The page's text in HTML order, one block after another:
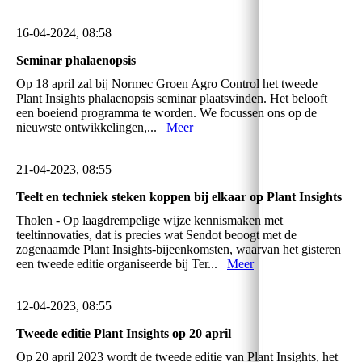
16-04-2024, 08:58
Seminar phalaenopsis
Op 18 april zal bij Normec Groen Agro Control het tweede
Plant Insights phalaenopsis seminar plaatsvinden. Het belooft
een boeiend programma te worden. We focussen ons op de
nieuwste ontwikkelingen,... Meer
21-04-2023, 08:55
Teelt en techniek steken koppen bij elkaar op Plant Insights
Tholen - Op laagdrempelige wijze kennismaken met
teeltinnovaties, dat is precies wat Sendot beoogt met de
zogenaamde Plant Insights-bijeenkomsten, waarvan het gisteren
een tweede editie organiseerde bij Ter... Meer
12-04-2023, 08:55
Tweede editie Plant Insights op 20 april
Op 20 april 2023 wordt de tweede editie van Plant Insights, het